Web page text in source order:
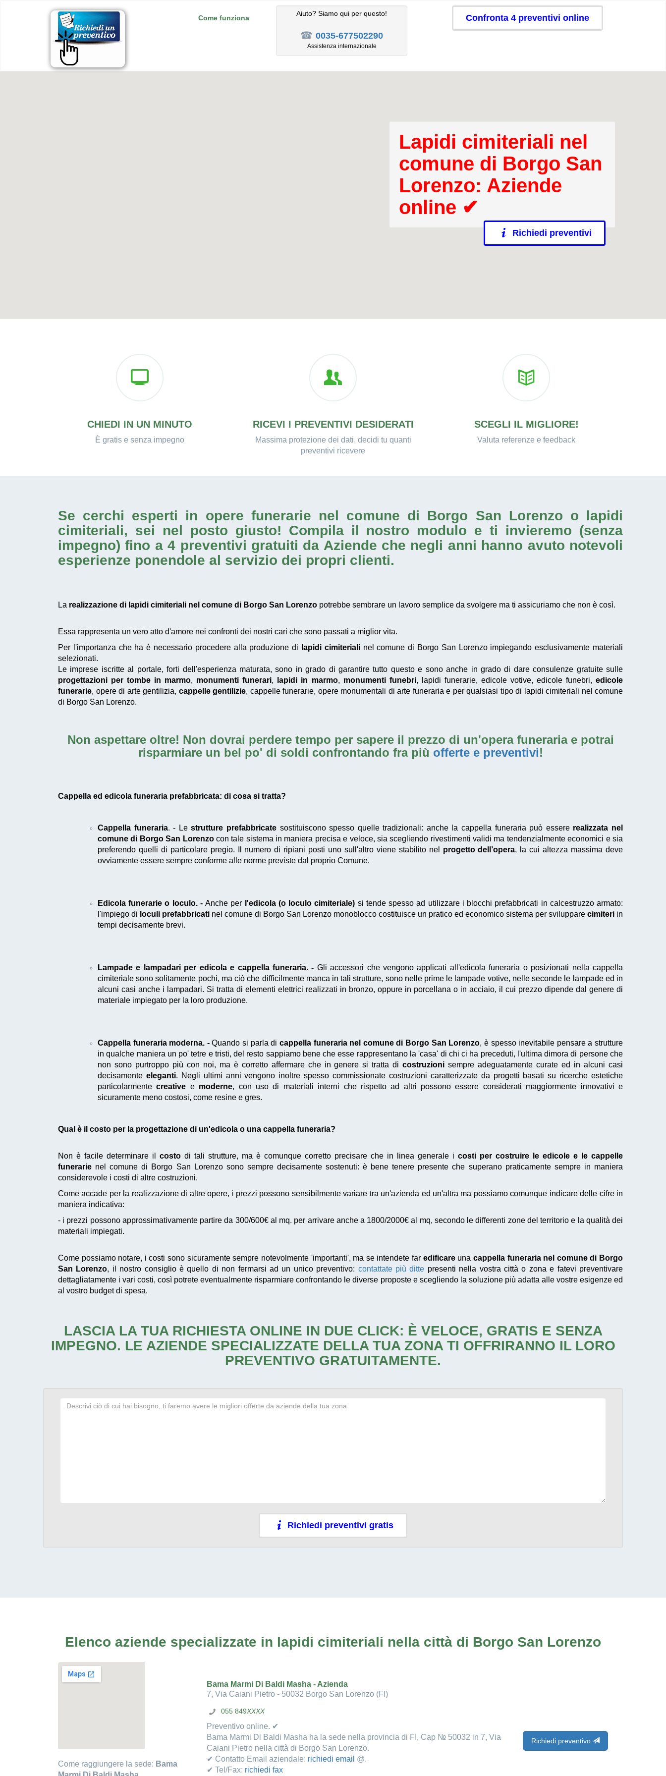
Come funziona
Aiuto? Siamo qui per questo!
☎ 0035-677502290
Assistenza internazionale
Confronta 4 preventivi online
Lapidi cimiteriali nel
comune di Borgo San
Lorenzo: Aziende
online ✔
Richiedi preventivi
CHIEDI IN UN MINUTO
È gratis e senza impegno
RICEVI I PREVENTIVI DESIDERATI
Massima protezione dei dati, decidi tu quanti
preventivi ricevere
SCEGLI IL MIGLIORE!
Valuta referenze e feedback
Se cerchi esperti in opere funerarie nel comune di Borgo San Lorenzo o lapidi
cimiteriali, sei nel posto giusto! Compila il nostro modulo e ti invieremo (senza
impegno) fino a 4 preventivi gratuiti da Aziende che negli anni hanno avuto notevoli
esperienze ponendole al servizio dei propri clienti.
La realizzazione di lapidi cimiteriali nel comune di Borgo San Lorenzo potrebbe sembrare un lavoro semplice da svolgere ma ti assicuriamo che non è così.
Essa rappresenta un vero atto d'amore nei confronti dei nostri cari che sono passati a miglior vita.
Per l'importanza che ha è necessario procedere alla produzione di
lapidi cimiterialinel comune di Borgo San Lorenzo impiegando esclusivamente materiali
selezionati.
Le imprese iscritte al portale, forti dell'esperienza maturata, sono in grado di garantire tutto questo e sono anche in grado di dare consulenze gratuite sulle
progettazioni per tombe in marmo, monumenti funerari, lapidi in marmo, monumenti funebri, lapidi funerarie, edicole votive, edicole funebri,edicole
funerarie, opere di arte gentilizia, cappelle gentilizie, cappelle funerarie, opere monumentali di arte funeraria e per qualsiasi tipo di lapidi cimiteriali nel comune
di Borgo San Lorenzo.
Non aspettare oltre! Non dovrai perdere tempo per sapere il prezzo di un'opera funeraria e potrai
risparmiare un bel po' di soldi confrontando fra più offerte e preventivi!
Cappella ed edicola funeraria prefabbricata: di cosa si tratta?
Cappella funeraria. - Lestrutture prefabbricatesostituiscono spesso quelle tradizionali: anche la cappella funeraria può essere realizzata nel
comune di Borgo San Lorenzocon tale sistema in maniera precisa e veloce, sia scegliendo rivestimenti validi ma tendenzialmente economici e sia
preferendo quelli di particolare pregio. Il numero di ripiani posti uno sull'altro viene stabilito nel progetto dell’opera, la cui altezza massima deve
ovviamente essere sempre conforme alle norme previste dal proprio Comune.
Edicola funerarie o loculo. -Anche per l'edicola (o loculo cimiteriale) si tende spesso ad utilizzare i blocchi prefabbricati in calcestruzzo armato:
l'impiego di loculi prefabbricati nel comune di Borgo San Lorenzo monoblocco costituisce un pratico ed economico sistema per sviluppare cimiteri in
tempi decisamente brevi.
Lampade e lampadari per edicola e cappella funeraria. - Gli accessori che vengono applicati all'edicola funeraria o posizionati nella cappella
cimiteriale sono solitamente pochi, ma ciò che difficilmente manca in tali strutture, sono nelle prime le lampade votive, nelle seconde le lampade ed in
alcuni casi anche i lampadari. Si tratta di elementi elettrici realizzati in bronzo, oppure in porcellana o in acciaio, il cui prezzo dipende dal genere di
materiale impiegato per la loro produzione.
Cappella funeraria moderna. -Quando si parla di cappella funeraria nel comune di Borgo San Lorenzo, è spesso inevitabile pensare a strutture
in qualche maniera un po' tetre e tristi, del resto sappiamo bene che esse rappresentano la 'casa' di chi ci ha preceduti, l'ultima dimora di persone che
non sono purtroppo più con noi, ma è corretto affermare che in genere si tratta dicostruzioni sempre adeguatamente curate ed in alcuni casi
decisamente eleganti. Negli ultimi anni vengono inoltre spesso commissionate costruzioni caratterizzate da progetti basati su ricerche estetiche
particolarmentecreative e moderne, con uso di materiali interni che rispetto ad altri possono essere considerati maggiormente innovativi e
sicuramente meno costosi, come resine e gres.
Qual è il costo per la progettazione di un'edicola o una cappella funeraria?
Non è facile determinare il costo di tali strutture, ma è comunque corretto precisare che in linea generale i costi per costruire le edicole e le cappelle
funerarie nel comune di Borgo San Lorenzo sono sempre decisamente sostenuti: è bene tenere presente che superano praticamente sempre in maniera
considerevole i costi di altre costruzioni.
Come accade per la realizzazione di altre opere, i prezzi possono sensibilmente variare tra un'azienda ed un'altra ma possiamo comunque indicare delle cifre in
maniera indicativa:
- i prezzi possono approssimativamente partire da 300/600€ al mq. per arrivare anche a 1800/2000€ al mq, secondo le differenti zone del territorio e la qualità dei
materiali impiegati.
Come possiamo notare, i costi sono sicuramente sempre notevolmente 'importanti', ma se intendete far edificareuna cappella funeraria nel comune di Borgo
San Lorenzo, il nostro consiglio è quello di non fermarsi ad un unico preventivo: contattate più ditte presenti nella vostra città o zona e fatevi preventivare
dettagliatamente i vari costi, così potrete eventualmente risparmiare confrontando le diverse proposte e scegliendo la soluzione più adatta alle vostre esigenze ed
al vostro budget di spesa.
LASCIA LA TUA RICHIESTA ONLINE IN DUE CLICK: È VELOCE, GRATIS E SENZA
IMPEGNO. LE AZIENDE SPECIALIZZATE DELLA TUA ZONA TI OFFRIRANNO IL LORO
PREVENTIVO GRATUITAMENTE.
Richiedi preventivi gratis
Elenco aziende specializzate in lapidi cimiteriali nella città di Borgo San Lorenzo
Come raggiungere la sede: Bama
Bama Marmi Di Baldi Masha - Azienda
7, Via Caiani Pietro - 50032 Borgo San Lorenzo (FI)
055 849XXXX
Preventivo online. ✔
Bama Marmi Di Baldi Masha ha la sede nella provincia di FI, Cap № 50032 in 7, Via
Caiani Pietro nella città di Borgo San Lorenzo.
✔ Contatto Email aziendale: richiedi email @.
✔ Tel/Fax: richiedi fax
Richiedi preventivo